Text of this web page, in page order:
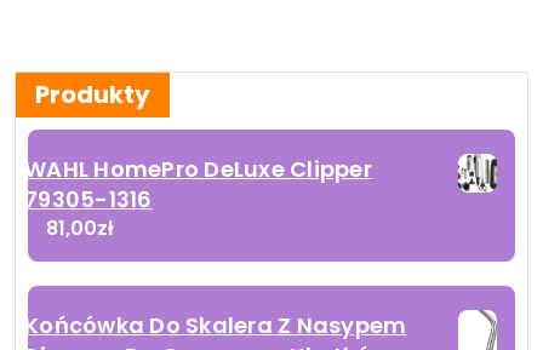
Produkty
WAHL HomePro DeLuxe Clipper
79305-1316
81,00zł
Końcówka Do Skalera Z Nasypem